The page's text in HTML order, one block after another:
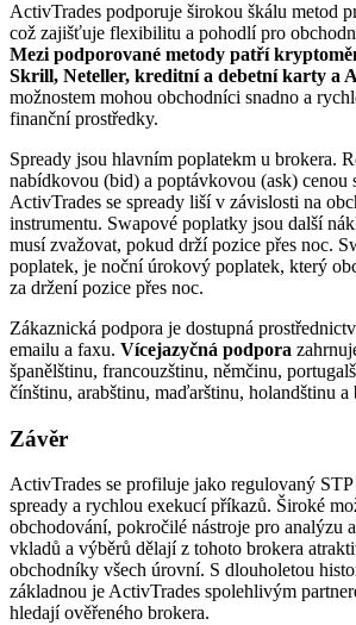
ActivTrades podporuje širokou škálu metod
což zajišťuje flexibilitu a pohodlí pro
Mezi podporované metody patří
Skrill, Neteller, kreditní a debetní karty a
možnostem mohou obchodníci snadno a
finanční prostředky.
Spready jsou hlavním poplatekm u brokera.
nabídkovou (bid) a poptávkovou (ask) cenou
ActivTrades se spready liší v závislosti na
instrumentu. Swapové poplatky jsou další
musí zvažovat, pokud drží pozice přes noc.
poplatek, je noční úrokový poplatek, který
za držení pozice přes noc.
Zákaznická podpora je dostupná
emailu a faxu. Vícejazyčná podpora
španělštinu, francouzštinu, němčinu,
čínštinu, arabštinu, maďarštinu, holandštinu a
Závěr
ActivTrades se profiluje jako regulovaný
spready a rychlou exekucí příkazů. Široké
obchodování, pokročilé nástroje pro analýzu
vkladů a výběrů dělají z tohoto brokera
obchodníky všech úrovní. S dlouholetou
základnou je ActivTrades spolehlivým
hledají ověřeného brokera.